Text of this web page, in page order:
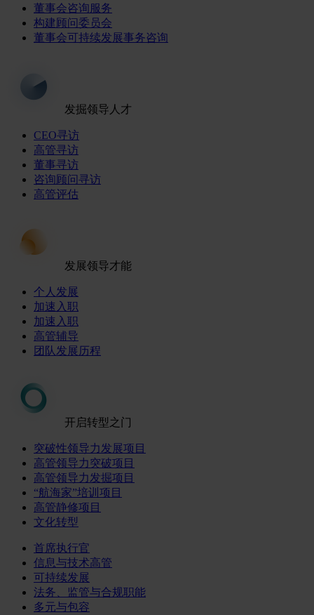
董事会咨询服务
构建顾问委员会
董事会可持续发展事务咨询
发掘领导人才
CEO寻访
高管寻访
董事寻访
咨询顾问寻访
高管评估
发展领导才能
个人发展
加速入职
加速入职
高管辅导
团队发展历程
开启转型之门
突破性领导力发展项目
高管领导力突破项目
高管领导力发掘项目
“航海家”培训项目
高管静修项目
文化转型
首席执行官
信息与技术高管
可持续发展
法务、监管与合规职能
多元与包容